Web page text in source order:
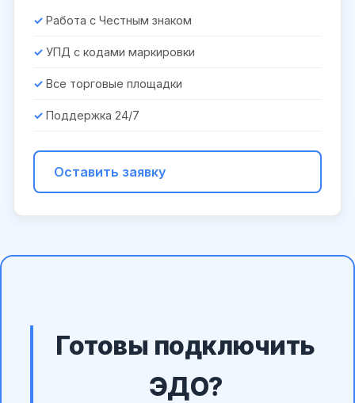
Работа с Честным знаком
УПД с кодами маркировки
Все торговые площадки
Поддержка 24/7
Оставить заявку
Готовы подключить
ЭДО?